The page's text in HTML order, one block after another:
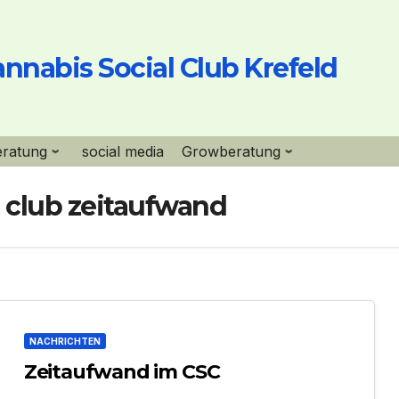
Social Club Krefeld
social media Growberatung
zeitaufwand
NACHRICHTEN
Zeitaufwand im CSC